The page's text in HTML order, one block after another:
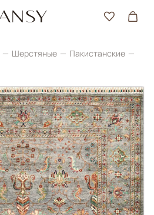
Шерстяные
Пакистанские